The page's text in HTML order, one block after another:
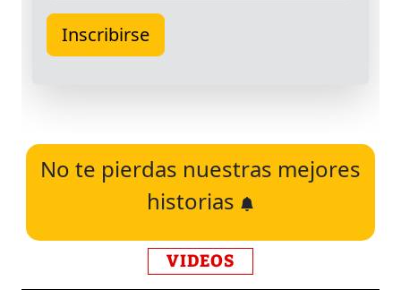
No te pierdas nuestras mejores
historias
VIDEOS